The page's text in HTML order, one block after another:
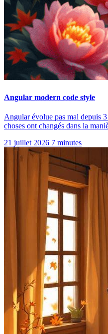
Angular modern code style
Angular évolue pas mal depuis
choses ont changés dans la
21 juillet 2026 7 minutes